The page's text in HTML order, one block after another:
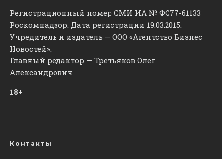
Регистрационный номер СМИ ИА № ФС77-61133
Роскомнадзор. Дата регистрации 19.03.2015.
Учредитель и издатель — ООО «Агентство Бизнес
Новостей».
Главный редактор — Третьяков Олег
Александрович
18+
Контакты